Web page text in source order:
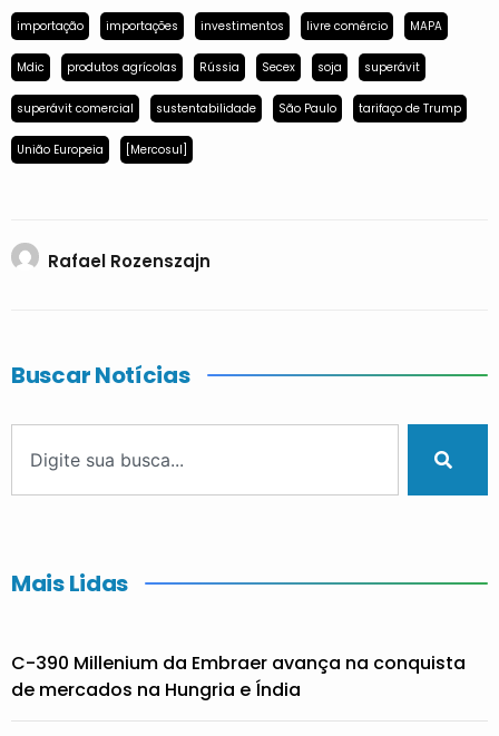
importação importações investimentos livre comércio MAPA
Mdic produtos agrícolas Rússia Secex soja superávit
superávit comercial sustentabilidade São Paulo tarifaço de Trump
União Europeia [Mercosul]
Rafael Rozenszajn
Buscar Notícias
Mais Lidas
C-390 Millenium da Embraer avança na conquista
de mercados na Hungria e Índia